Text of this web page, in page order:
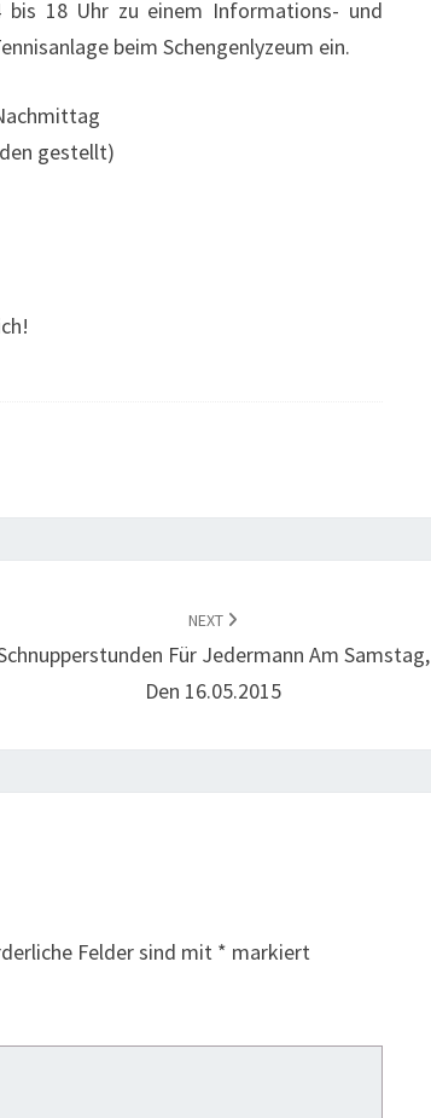
18 Uhr zu einem Informations- und
beim Schengenlyzeum ein.
gestellt)
NEXT
Für Jedermann Am Samstag,
Den 16.05.2015
Felder sind mit * markiert